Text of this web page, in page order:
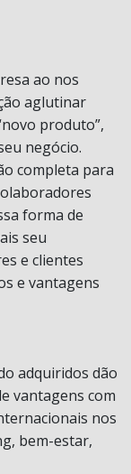
ao nos
aglutinar
produto”,
negócio.
completa para
forma de
seu
e clientes
e vantagens
adquiridos dão
vantagens com
nos
bem-estar,